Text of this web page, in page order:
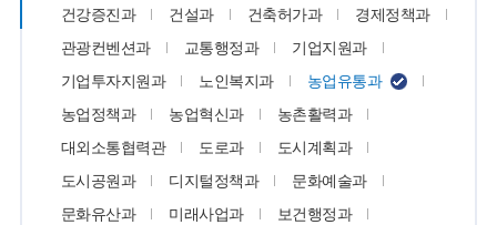
건강증진과 건설과 건축허가과
경제정책과
관광컨벤션과
교통행정과
기업지원과
기업투자지원과
노인복지과
농업유통과
농업정책과
농업혁신과
농촌활력과
대외소통협력관
도로과
도시계획과
도시공원과
디지털정책과
문화예술과
문화유산과
미래사업과
보건행정과